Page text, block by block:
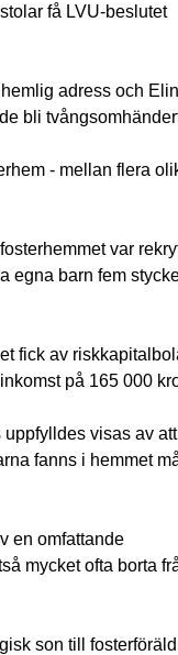
få LVU-beslutet
adress och
bli
- mellan flera
var
egna barn fem
fick av
på 165 000
visas av
fanns i hemmet
en omfattande
mycket ofta borta
son till